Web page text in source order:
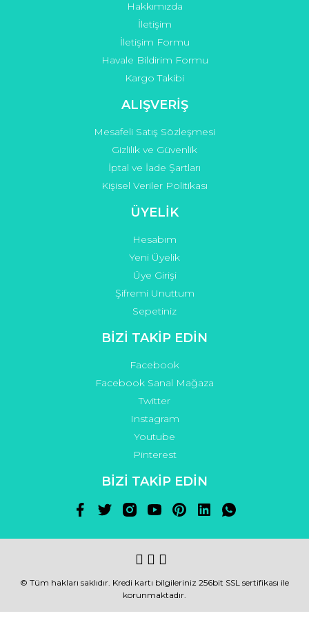
Gönder
Hakkımızda
İletişim
İletişim Formu
Havale Bildirim Formu
Kargo Takibi
ALIŞVERİŞ
Mesafeli Satış Sözleşmesi
Gizlilik ve Güvenlik
İptal ve İade Şartları
Kişisel Veriler Politikası
ÜYELİK
Hesabım
Yeni Üyelik
Üye Girişi
Şifremi Unuttum
Sepetiniz
BİZİ TAKİP EDİN
Facebook
Facebook Sanal Mağaza
Twitter
Instagram
Youtube
Pinterest
BİZİ TAKİP EDİN
© Tüm hakları saklıdır. Kredi kartı bilgileriniz 256bit SSL sertifikası ile
korunmaktadır.